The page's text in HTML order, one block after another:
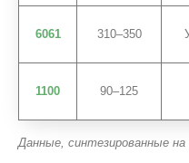
6061 310–350
1100 90–125
Данные, синтезированные